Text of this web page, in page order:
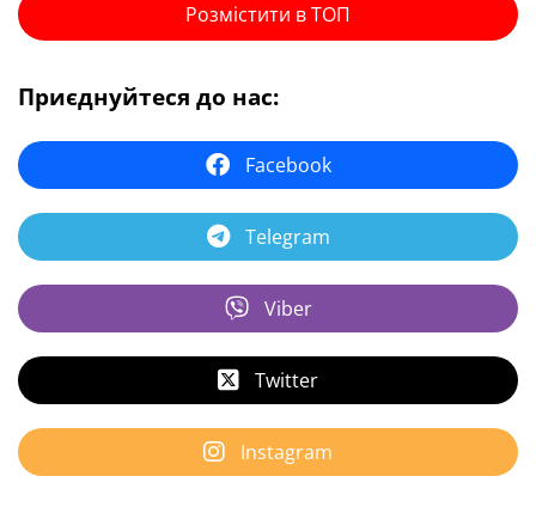
Розмістити в ТОП
Приєднуйтеся до нас:
Facebook
Telegram
Viber
Twitter
Instagram